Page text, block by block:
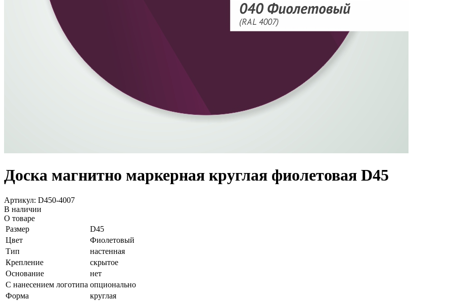
Доска магнитно маркерная круглая фиолетовая D45
Артикул: D450-4007
В наличии
О товаре
Размер
D45
Цвет
Фиолетовый
Тип
настенная
Крепление
скрытое
Основание
нет
С нанесением логотипа опционально
Форма
круглая